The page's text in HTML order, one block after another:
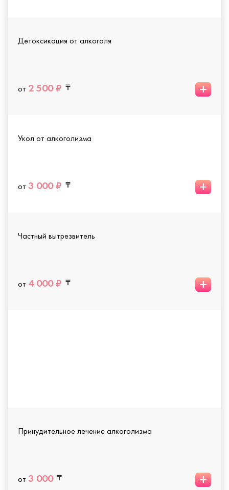
Детоксикация от алкоголя
от 2 500 ₽ +
Укол от алкоголизма
от 3 000 ₽ +
Частный вытрезвитель
от 4 000 ₽ +
Принудительное лечение алкоголизма
от 3 000 +